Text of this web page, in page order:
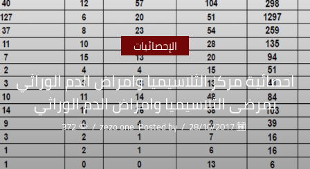
الإحصائيات
احصائية مركز الثلاسيميا وامراض الدم الوراثي
بمرضى الثلاسيميا وامراض الدم الوراثي
28/10/2017
/
Posted by
zezo one
/
372